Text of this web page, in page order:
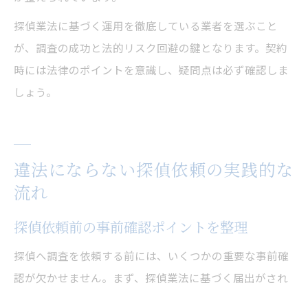
探偵業法に基づく運用を徹底している業者を選ぶこと
が、調査の成功と法的リスク回避の鍵となります。契約
時には法律のポイントを意識し、疑問点は必ず確認しま
しょう。
違法にならない探偵依頼の実践的な
流れ
探偵依頼前の事前確認ポイントを整理
探偵へ調査を依頼する前には、いくつかの重要な事前確
認が欠かせません。まず、探偵業法に基づく届出がされ